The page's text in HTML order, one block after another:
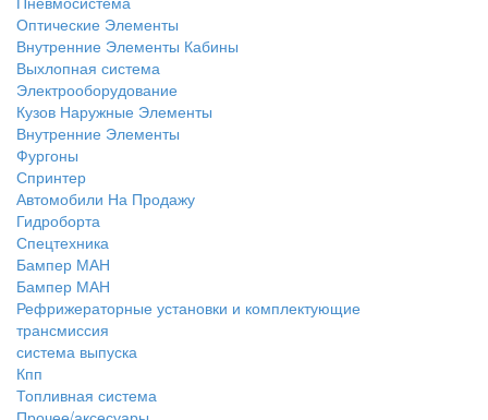
Оптические Элементы
Внутренние Элементы Кабины
Выхлопная система
Электрооборудование
Кузов Наружные Элементы
Внутренние Элементы
Фургоны
Спринтер
Автомобили На Продажу
Гидроборта
Спецтехника
Бампер МАН
Бампер МАН
Рефрижераторные установки и комплектующие
трансмиссия
система выпуска
Кпп
Топливная система